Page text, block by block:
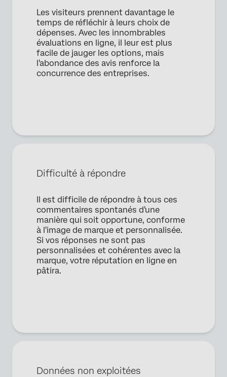
Demander une démo
Privacy
Optin
En fournissant ces informations, vous acceptez que nous
puissions traiter vos données personnelles conformément à
notreDéclaration de confidentialité
Envoyer
Les visiteurs prennent davantage le
temps de réfléchir à leurs choix de
dépenses. Avec les innombrables
évaluations en ligne, il leur est plus
facile de jauger les options, mais
l'abondance des avis renforce la
concurrence des entreprises.
Difficulté à répondre
Il est difficile de répondre à tous ces
commentaires spontanés d'une
manière qui soit opportune, conforme
à l'image de marque et personnalisée.
Si vos réponses ne sont pas
personnalisées et cohérentes avec la
marque, votre réputation en ligne en
pâtira.
Données non exploitées